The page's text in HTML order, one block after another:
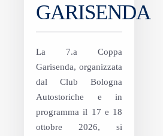
GARISENDA
La 7.a Coppa
Garisenda, organizzata
dal Club Bologna
Autostoriche e in
programma il 17 e 18
ottobre 2026, si